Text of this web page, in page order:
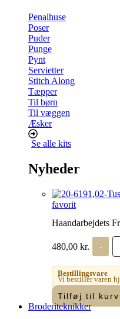
Penalhuse
Poser
Puder
Punge
Pynt
Servietter
Stitch Along
Tæpper
Til børn
Til væggen
Æsker
Se alle kits
Nyheder
favorit
Haandarbejdets
480,00 kr. -
-
Bestillingsvare
Vi bestiller varen
Tilføj til kurv
Broderiteknikker